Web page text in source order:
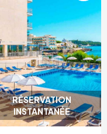
RÉSERVATION
INSTANTANÉE